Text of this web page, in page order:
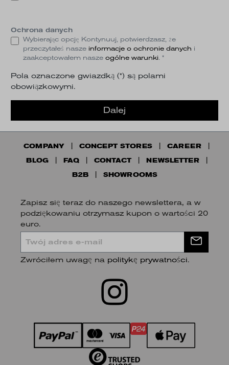
Ochrona danych
Wybierając opcję Kontynuuj, potwierdzasz, że
przeczytałeś nasze informacje o ochronie danych i
zaakceptowałem nasze ogólne warunki. *
Pola oznaczone gwiazdką (*) są polami
obowiązkowymi.
Dalej
COMPANY CONCEPT STORES
CAREER
BLOG
FAQ CONTACT
NEWSLETTER
B2B
SHOWROOMS
Zapisz się teraz do naszego newslettera, a w
podziękowaniu otrzymasz kupon o wartości 20
euro.
Zwróciłem uwagę na politykę prywatności.